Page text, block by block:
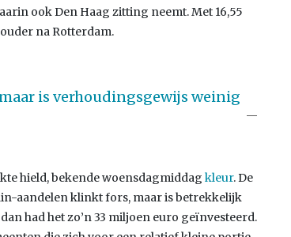
ook Den Haag zitting neemt. Met 16,55
na Rotterdam.
is verhoudingsgewijs weinig
hield, bekende woensdagmiddag kleur. De
aandelen klinkt fors, maar is betrekkelijk
had het zo’n 33 miljoen euro geïnvesteerd.